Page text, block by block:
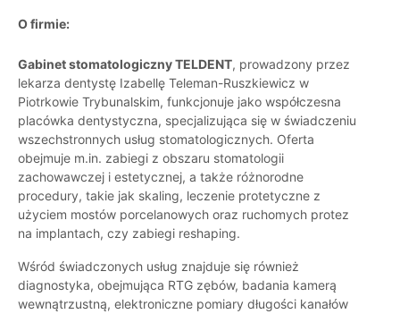
O firmie:
Gabinet stomatologiczny TELDENT, prowadzony przez
lekarza dentystę Izabellę Teleman-Ruszkiewicz w
Piotrkowie Trybunalskim, funkcjonuje jako współczesna
placówka dentystyczna, specjalizująca się w świadczeniu
wszechstronnych usług stomatologicznych. Oferta
obejmuje m.in. zabiegi z obszaru stomatologii
zachowawczej i estetycznej, a także różnorodne
procedury, takie jak skaling, leczenie protetyczne z
użyciem mostów porcelanowych oraz ruchomych protez
na implantach, czy zabiegi reshaping.
Wśród świadczonych usług znajduje się również
diagnostyka, obejmująca RTG zębów, badania kamerą
wewnątrzustną, elektroniczne pomiary długości kanałów